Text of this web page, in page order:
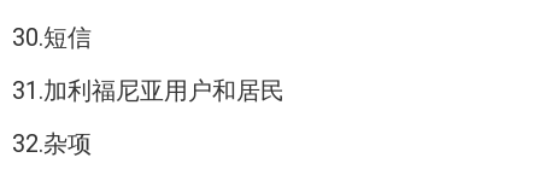
30.短信
31.加利福尼亚用户和居民
32.杂项